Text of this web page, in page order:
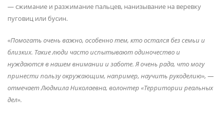
— сжимание и разжимание пальцев, нанизывание на веревку
пуговиц или бусин.
«Помогать очень важно, особенно тем, кто остался без семьи и
близких. Такие люди часто испытывают одиночество и
нуждаются в нашем внимании и заботе. Я очень рада, что могу
принести пользу окружающим, например, научить рукоделию», —
отмечает Людмила Николаевна, волонтер «Территории реальных
дел».